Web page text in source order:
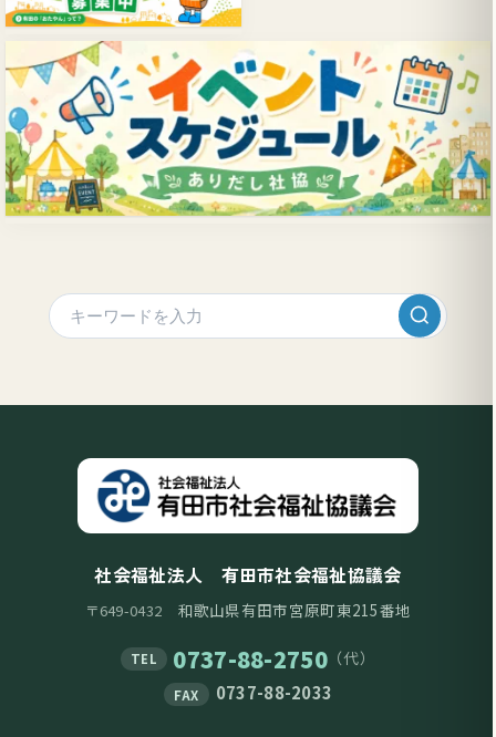
社会福祉法人 有田市社会福祉協議会
〒649-0432 和歌山県有田市宮原町東215番地
TEL 0737-88-2750（代）
FAX 0737-88-2033